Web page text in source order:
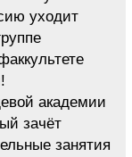
уходит
академии
зачёт
занятия